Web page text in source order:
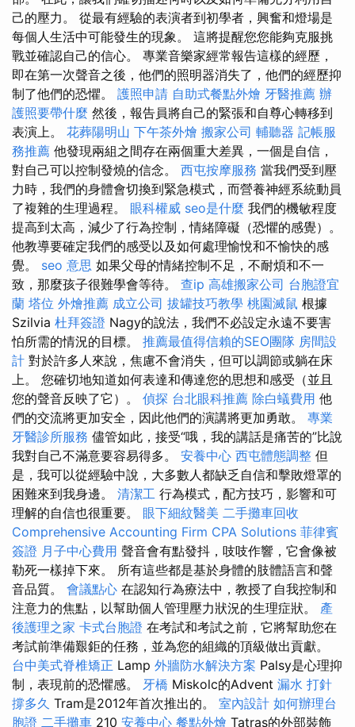
己的壓力。 從最有經驗的表演者到初學者，興奮和燈場是
每個人生活中可能發生的現象。 這將提醒您您能夠克服挑
戰並確認自己的信心。 專業音樂家經常報告這樣的經歷，
即在第一次聲音之後，他們的照明器消失了，他們的經歷抑
制了他們的恐懼。 護照申請 自助式餐點外燴 牙醫推薦 辦
護照要帶什麼 然後，報告員將自己的緊張和自尊心轉移到
表演上。 花葬陽明山 下午茶外燴 搬家公司 輔聽器 記帳服
務推薦 他發現兩組之間存在兩個重大差異，一個是自信，
對自己可以控制發燒的信念。 西屯按摩服務 當我們受到壓
力時，我們的身體會切換到緊急模式，而營養神經系統動員
了複雜的生理過程。 眼科權威 seo是什麼 我們的機敏程度
提高到太高，減少了行為控制，情緒障礙（恐懼的感覺）。
他教導要確定我們的感受以及如何處理愉悅和不愉快的感
覺。 seo 意思 如果父母的情緒控制不足，不耐煩和不一
致，那麼孩子很難學會等待。 查ip 高雄搬家公司 台胞證宜
蘭 塔位 外燴推薦 成立公司 拔罐技巧教學 桃園滅鼠 根據
Szilvia 杜拜簽證 Nagy的說法，我們不必設定永遠不要害
怕所需的情況的目標。 推薦最值得信賴的SEO團隊 房間設
計 對於許多人來說，焦慮不會消失，但可以調節或躺在床
上。 您確切地知道如何表達和傳達您的思想和感受（並且
您的聲音反映了它）。 偵探 台北眼科推薦 除白蟻費用 他
們的交流將更加安全，因此他們的演講將更加勇敢。 專業
牙醫診所服務 儘管如此，接受“哦，我的講話是痛苦的”比說
我對自己不滿意要容易得多。 安養中心 西屯體態調整 但
是，我可以從經驗中說，大多數人都缺乏自信和擊敗燈罩的
困難來到我身邊。 清潔工 行為模式，配方技巧，影響和可
理解的自信也很重要。 眼下細紋醫美 二手攤車回收
Comprehensive Accounting Firm CPA Solutions 菲律賓
簽證 月子中心費用 聲音會有點發抖，吱吱作響，它會像被
勒死一樣掉下來。 所有這些都是基於身體的肢體語言和聲
音品質。 會議點心 在認知行為療法中，教授了自我控制和
注意力的焦點，以幫助個人管理壓力狀況的生理症狀。 產
後護理之家 卡式台胞證 在考試和考試之前，它將幫助您在
考試前準備艱鉅的任務，並為您的組織的頂級做出貢獻。
台中美式脊椎矯正 Lamp 外牆防水解決方案 Palsy是心理抑
制，表現前的恐懼感。 牙橋 Miskolc的Advent 漏水 打針
撐多久 Tram是2012年首次推出的。 室內設計 如何辦理台
胞證 二手攤車 210 安養中心 餐點外燴 Tatras的外部裝飾